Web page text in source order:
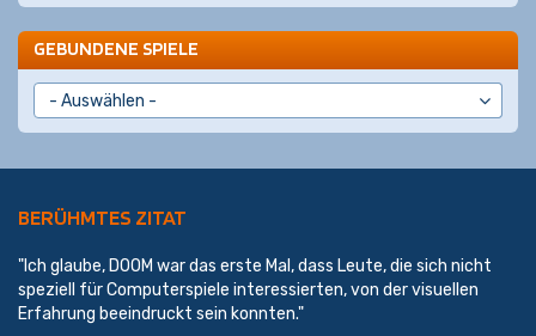
GEBUNDENE SPIELE
BERÜHMTES ZITAT
"Ich glaube, DOOM war das erste Mal, dass Leute, die sich nicht
speziell für Computerspiele interessierten, von der visuellen
Erfahrung beeindruckt sein konnten."